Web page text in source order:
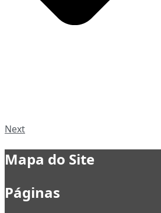
Next
Mapa do Site
Páginas